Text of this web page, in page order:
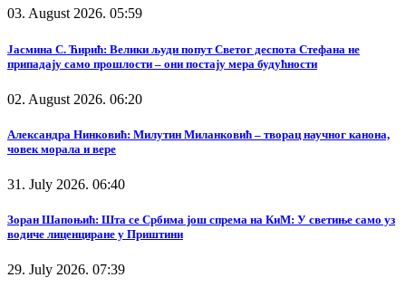
03. August 2026. 05:59
Јасмина С. Ћирић: Велики људи попут Светог деспота Стефана не
припадају само прошлости – они постају мера будућности
02. August 2026. 06:20
Александра Нинковић: Милутин Миланковић – творац научног канона,
човек морала и вере
31. July 2026. 06:40
Зоран Шапоњић: Шта се Србима још спрема на КиМ: У светиње само уз
водиче лиценциране у Приштини
29. July 2026. 07:39